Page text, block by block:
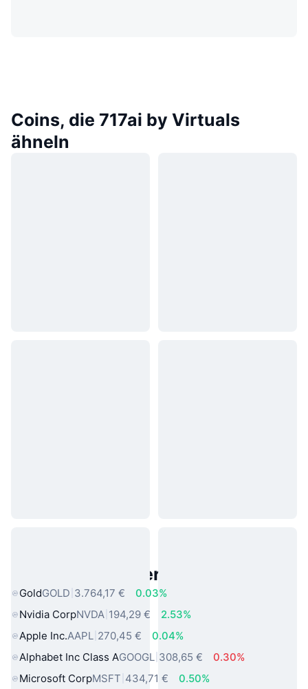
Coins, die 717ai by Virtuals
ähneln
Beliebte reale Vermögenswerte
GoldGOLD 3.764,17 €
0.03%
Nvidia CorpNVDA 194,29 €
2.53%
Apple Inc.AAPL 270,45 €
0.04%
Alphabet Inc Class AGOOGL 308,65 €
0.30%
Microsoft CorpMSFT 434,71 € 0.50%